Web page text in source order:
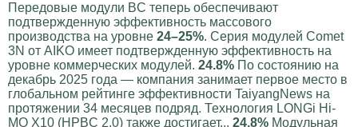
Передовые модули BC теперь обеспечивают
подтвержденную эффективность массового
производства на уровне 24–25%. Серия модулей Comet
3N от AIKO имеет подтвержденную эффективность на
уровне коммерческих модулей. 24.8% По состоянию на
декабрь 2025 года — компания занимает первое место в
глобальном рейтинге эффективности TaiyangNews на
протяжении 34 месяцев подряд. Технология LONGi Hi-
MO X10 (HPBC 2.0) также достигает... 24.8% Модульная